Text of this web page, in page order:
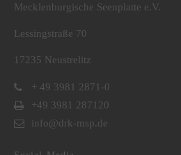
Mecklenburgische Seenplatte e.V.
Lessingstraße 70
17235 Neustrelitz
+ 49 3981 2871-0
+49 3981 287120
info@drk-msp.de